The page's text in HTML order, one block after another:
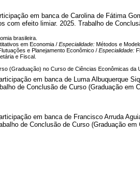
em banca de Carolina de Fátima
com efeito limiar. 2025. Trabalho de
brasileira.
em Economia / Especialidade: Métodos e
e Planejamento Econômico / Especialidade:
e Fiscal.
(Graduação) no Curso de Ciências Econômicas da
em banca de Luma Albuquerque
de Conclusão de Curso (Graduação em
em banca de Francisco Arruda
de Conclusão de Curso (Graduação